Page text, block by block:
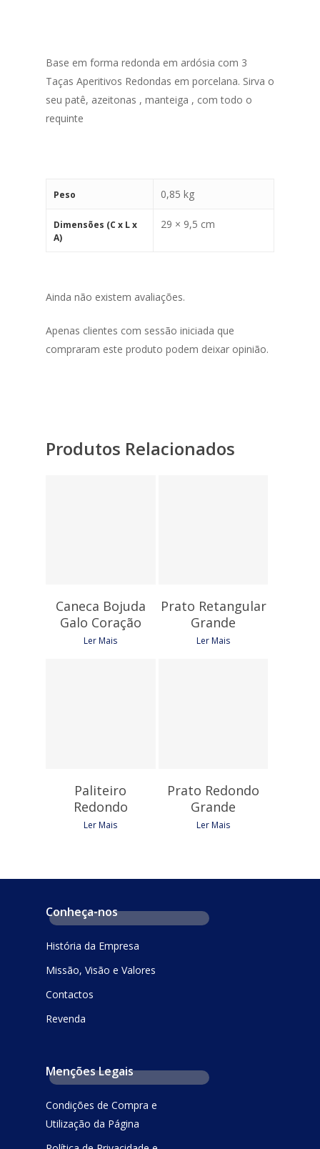
Base em forma redonda em ardósia com 3
Taças Aperitivos Redondas em porcelana. Sirva o
seu patê, azeitonas , manteiga , com todo o
requinte
Peso 0,85 kg
Dimensões (C x L x
A)
29 × 9,5 cm
Ainda não existem avaliações.
Apenas clientes com sessão iniciada que
compraram este produto podem deixar opinião.
Produtos Relacionados
Caneca Bojuda
Galo Coração
Ler Mais
Prato Retangular
Grande
Ler Mais
Paliteiro
Redondo
Ler Mais
Prato Redondo
Grande
Ler Mais
Conheça-nos
História da Empresa
Missão, Visão e Valores
Contactos
Revenda
Menções Legais
Condições de Compra e
Utilização da Página